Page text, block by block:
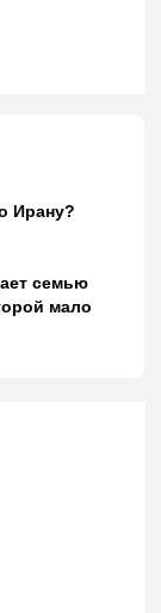
Ирану?
семью
мало